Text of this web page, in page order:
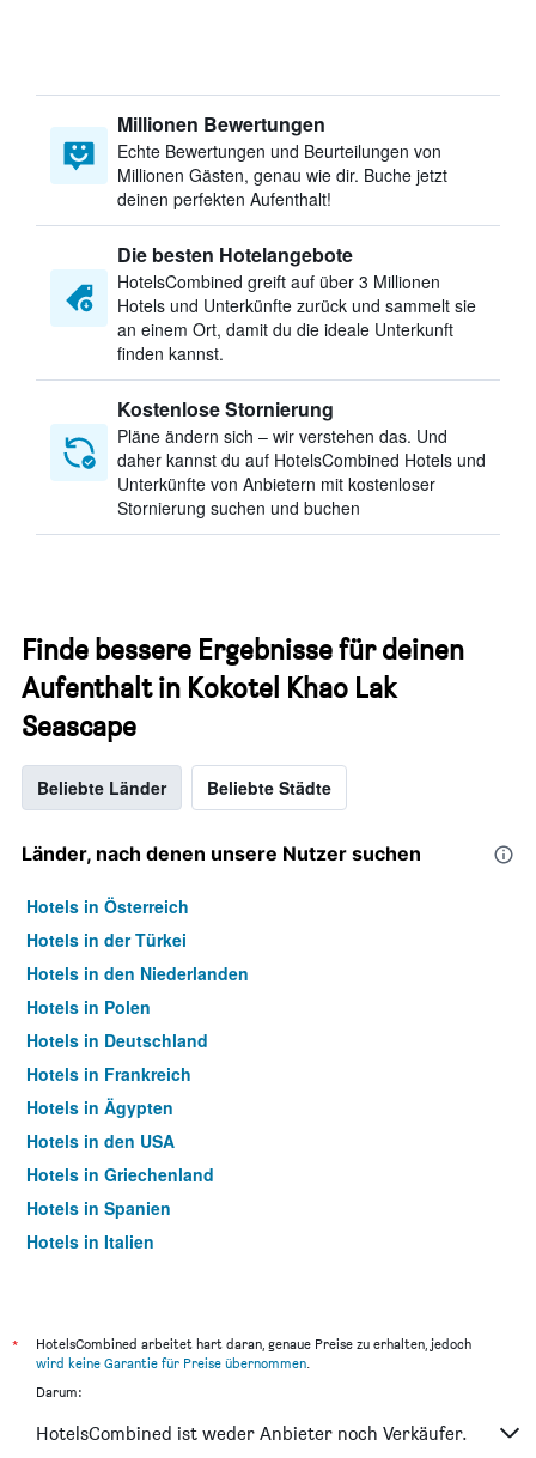
Millionen Bewertungen
Echte Bewertungen und Beurteilungen von
Millionen Gästen, genau wie dir. Buche jetzt
deinen perfekten Aufenthalt!
Die besten Hotelangebote
HotelsCombined greift auf über 3 Millionen
Hotels und Unterkünfte zurück und sammelt sie
an einem Ort, damit du die ideale Unterkunft
finden kannst.
Kostenlose Stornierung
Pläne ändern sich – wir verstehen das. Und
daher kannst du auf HotelsCombined Hotels und
Unterkünfte von Anbietern mit kostenloser
Stornierung suchen und buchen
Finde bessere Ergebnisse für deinen
Aufenthalt in Kokotel Khao Lak
Seascape
Beliebte Länder Beliebte Städte
Länder, nach denen unsere Nutzer suchen
Hotels in Österreich
Hotels in der Türkei
Hotels in den Niederlanden
Hotels in Polen
Hotels in Deutschland
Hotels in Frankreich
Hotels in Ägypten
Hotels in den USA
Hotels in Griechenland
Hotels in Spanien
Hotels in Italien
*
HotelsCombined arbeitet hart daran, genaue Preise zu erhalten, jedoch
wird keine Garantie für Preise übernommen.
Darum:
HotelsCombined ist weder Anbieter noch Verkäufer.